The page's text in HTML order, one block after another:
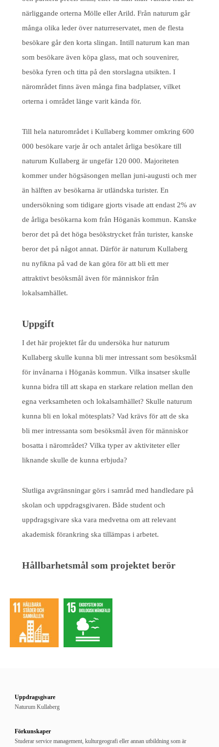
närliggande orterna Mölle eller Arild. Från naturum går
många olika leder över naturreservatet, men de flesta
besökare går den korta slingan. Intill naturum kan man
som besökare även köpa glass, mat och souvenirer,
besöka fyren och titta på den storslagna utsikten. I
närområdet finns även många fina badplatser, vilket
orterna i området länge varit kända för.
Till hela naturområdet i Kullaberg kommer omkring 600
000 besökare varje år och antalet årliga besökare till
naturum Kullaberg är ungefär 120 000. Majoriteten
kommer under högsäsongen mellan juni-augusti och mer
än hälften av besökarna är utländska turister. En
undersökning som tidigare gjorts visade att endast 2% av
de årliga besökarna kom från Höganäs kommun. Kanske
beror det på det höga besökstrycket från turister, kanske
beror det på något annat. Därför är naturum Kullaberg
nu nyfikna på vad de kan göra för att bli ett mer
attraktivt besöksmål även för människor från
lokalsamhället.
Uppgift
I det här projektet får du undersöka hur naturum
Kullaberg skulle kunna bli mer intressant som besöksmål
för invånarna i Höganäs kommun. Vilka insatser skulle
kunna bidra till att skapa en starkare relation mellan den
egna verksamheten och lokalsamhället? Skulle naturum
kunna bli en lokal mötesplats? Vad krävs för att de ska
bli mer intressanta som besöksmål även för människor
bosatta i närområdet? Vilka typer av aktiviteter eller
liknande skulle de kunna erbjuda?
Slutliga avgränsningar görs i samråd med handledare på
skolan och uppdragsgivaren. Både student och
uppdragsgivare ska vara medvetna om att relevant
akademisk förankring ska tillämpas i arbetet.
Hållbarhetsmål som projektet berör
Uppdragsgivare
Naturum Kullaberg
Förkunskaper
Studerar service management, kulturgeografi eller annan utbildning som är